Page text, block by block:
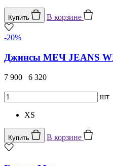
Купить В корзине
-20%
Джинсы МЕЧ JEANS
7 900 6 320
шт
XS
Купить В корзине